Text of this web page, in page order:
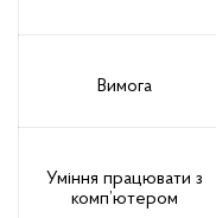
Вимога
Уміння працювати з
комп’ютером